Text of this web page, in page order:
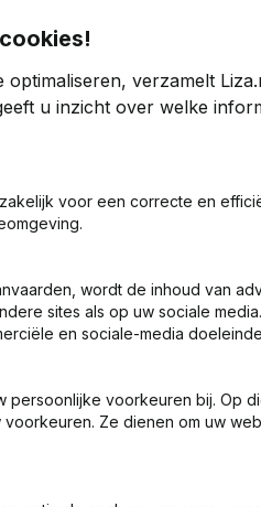
en Machinefabriek
verzamelt
u inzicht over welke
voor een correcte en
wordt de inhoud van
sites als op uw sociale
en sociale-media
persoonlijke voorkeuren bij. Op
Ze dienen om uw